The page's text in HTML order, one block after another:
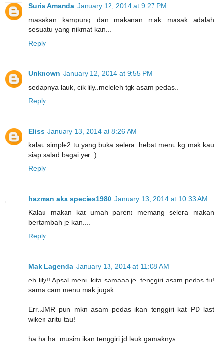
Suria Amanda January 12, 2014 at 9:27 PM
masakan kampung dan makanan mak masak adalah
sesuatu yang nikmat kan...
Reply
Unknown January 12, 2014 at 9:55 PM
sedapnya lauk, cik lily..meleleh tgk asam pedas..
Reply
Eliss January 13, 2014 at 8:26 AM
kalau simple2 tu yang buka selera. hebat menu kg mak kau
siap salad bagai yer :)
Reply
hazman aka species1980 January 13, 2014 at 10:33 AM
Kalau makan kat umah parent memang selera makan
bertambah je kan....
Reply
Mak Lagenda January 13, 2014 at 11:08 AM
eh lily!! Apsal menu kita samaaa je..tenggiri asam pedas tu!
sama cam menu mak jugak
Err..JMR pun mkn asam pedas ikan tenggiri kat PD last
wiken aritu tau!
ha ha ha..musim ikan tenggiri jd lauk gamaknya